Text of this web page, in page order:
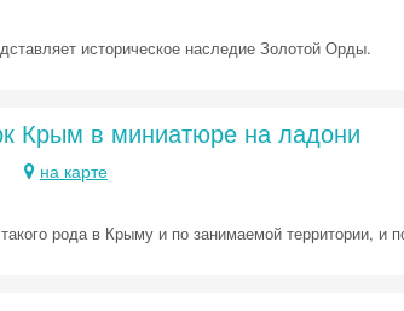
историческое наследие Золотой Орды.
Крым в миниатюре на ладони
на карте
рода в Крыму и по занимаемой территории, и